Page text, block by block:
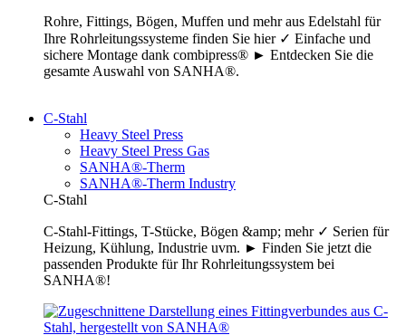
Rohre, Fittings, Bögen, Muffen und mehr aus Edelstahl für
Ihre Rohrleitungssysteme finden Sie hier ✓ Einfache und
sichere Montage dank combipress® ► Entdecken Sie die
gesamte Auswahl von SANHA®.
C-Stahl
Heavy Steel Press
Heavy Steel Press Gas
SANHA®-Therm
SANHA®-Therm Industry
C-Stahl
C-Stahl-Fittings, T-Stücke, Bögen &amp; mehr ✓ Serien für
Heizung, Kühlung, Industrie uvm. ► Finden Sie jetzt die
passenden Produkte für Ihr Rohrleitungssystem bei
SANHA®!